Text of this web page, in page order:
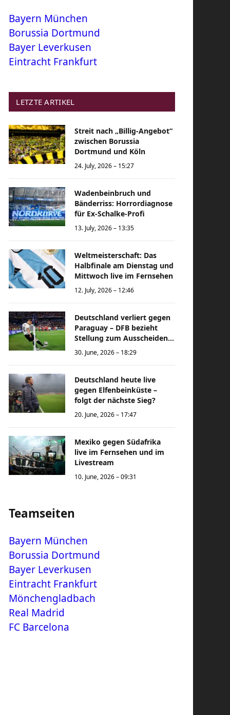
Bayern München
Borussia Dortmund
Bayer Leverkusen
Eintracht Frankfurt
LETZTE ARTIKEL
Streit nach „Billig-Angebot“
zwischen Borussia
Dortmund und Köln
24. July, 2026 – 15:27
Wadenbeinbruch und
Bänderriss: Horrordiagnose
für Ex-Schalke-Profi
13. July, 2026 – 13:35
Weltmeisterschaft: Das
Halbfinale am Dienstag und
Mittwoch live im Fernsehen
12. July, 2026 – 12:46
Deutschland verliert gegen
Paraguay – DFB bezieht
Stellung zum Ausscheiden
bei der Weltmeisterschaft
30. June, 2026 – 18:29
Deutschland heute live
gegen Elfenbeinküste –
folgt der nächste Sieg?
20. June, 2026 – 17:47
Mexiko gegen Südafrika
live im Fernsehen und im
Livestream
10. June, 2026 – 09:31
Teamseiten
Bayern München
Borussia Dortmund
Bayer Leverkusen
Eintracht Frankfurt
Mönchengladbach
Real Madrid
FC Barcelona